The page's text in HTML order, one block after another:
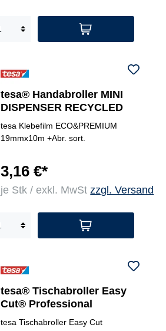
tesa® Handabroller MINI
DISPENSER RECYCLED
tesa Klebefilm ECO&PREMIUM
19mmx10m +Abr. sort.
3,16 €*
je Stk / exkl. MwStzzgl. Versand
tesa® Tischabroller Easy
Cut® Professional
tesa Tischabroller Easy Cut